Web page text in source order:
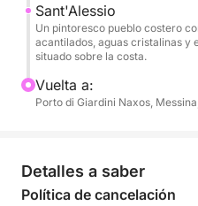
aperitivos al atardecer o
rodeado únicamente por
Tanto si busca un crucero
una experiencia activa
El precio del alquiler
Sant'Alessio
Un pintoresco pueblo costero
acantilados, aguas cristalinas y
situado sobre la costa.
Vuelta a:
Porto di Giardini Naxos,
Detalles a saber
Política de cancelación